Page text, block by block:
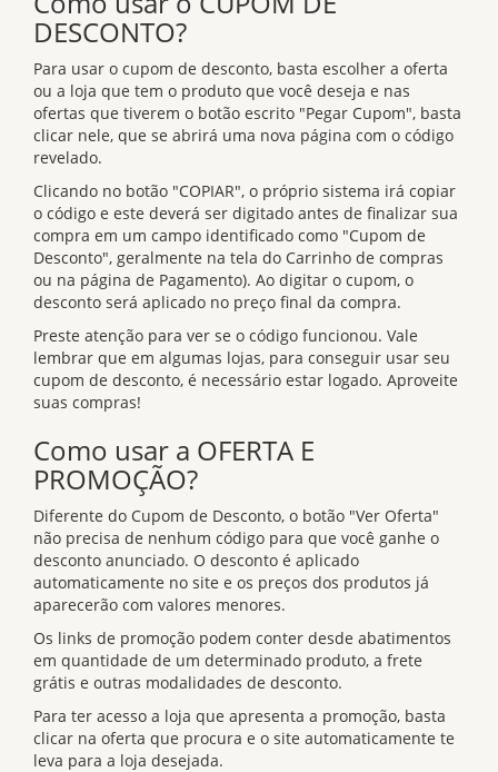
DESCONTO?
Para usar o cupom de desconto, basta escolher a oferta
ou a loja que tem o produto que você deseja e nas
ofertas que tiverem o botão escrito "Pegar Cupom", basta
clicar nele, que se abrirá uma nova página com o código
revelado.
Clicando no botão "COPIAR", o próprio sistema irá copiar
o código e este deverá ser digitado antes de finalizar sua
compra em um campo identificado como "Cupom de
Desconto", geralmente na tela do Carrinho de compras
ou na página de Pagamento). Ao digitar o cupom, o
desconto será aplicado no preço final da compra.
Preste atenção para ver se o código funcionou. Vale
lembrar que em algumas lojas, para conseguir usar seu
cupom de desconto, é necessário estar logado. Aproveite
suas compras!
Como usar a OFERTA E
PROMOÇÃO?
Diferente do Cupom de Desconto, o botão "Ver Oferta"
não precisa de nenhum código para que você ganhe o
desconto anunciado. O desconto é aplicado
automaticamente no site e os preços dos produtos já
aparecerão com valores menores.
Os links de promoção podem conter desde abatimentos
em quantidade de um determinado produto, a frete
grátis e outras modalidades de desconto.
Para ter acesso a loja que apresenta a promoção, basta
clicar na oferta que procura e o site automaticamente te
leva para a loja desejada.